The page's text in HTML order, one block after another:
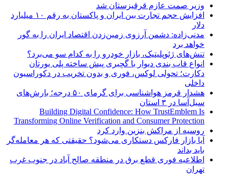
وزیر صمت عازم قرقیزستان شد
افزایش حجم تجارت بین ایران و پاکستان به رقم ۱۰ میلیارد
دلار
مدنی‌زاده: دشمن آرزوی زمین‌زدن اقتصاد ایران را به گور
خواهد برد
تنش‌های ژئوپلیتیک، بازار خودرو را به کدام سو می‌برد؟
انواع قاب بندی دیوار با گچبری پیش ساخته پلی یورتان
دکارت؛ تحولی لوکس، فوری و بدون تخریب در دکوراسیون
داخلی
هشدار قرمز هواشناسی برای گرمای ۵۰ درجه؛ بارش‌های
سیل‌آسا در ۳ استان
Building Digital Confidence: How TrustEmblem Is
Transforming Online Verification and Consumer Protection
روسیه از مراکش بنزین وارد کرد
آیا بازار فارکس دستکاری می‌شود؟ حقیقتی که هر معامله‌گر
باید بداند
اطلاعیه فوری قطع برق در منطقه صالح آباد در جنوب غرب
تهران